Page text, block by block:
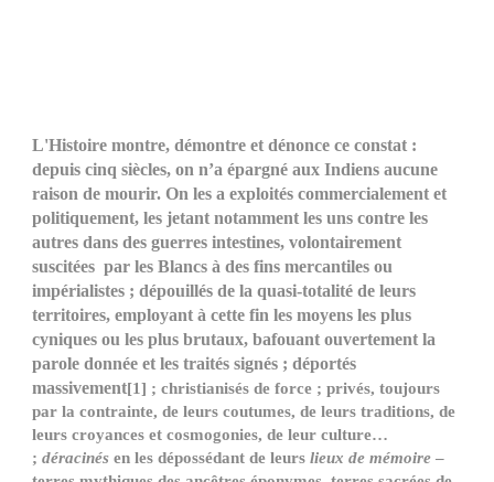
L'Histoire montre, démontre et dénonce ce constat :
depuis cinq siècles, on n’a épargné aux Indiens aucune
raison de mourir. On les a exploités commercialement et
politiquement, les jetant notamment les uns contre les
autres dans des guerres intestines, volontairement
suscitées par les Blancs à des fins mercantiles ou
impérialistes ; dépouillés de la quasi-totalité de leurs
territoires, employant à cette fin les moyens les plus
cyniques ou les plus brutaux, bafouant ouvertement la
parole donnée et les traités signés ; déportés
massivement[1] ; christianisés de force ; privés, toujours
par la contrainte, de leurs coutumes, de leurs traditions, de
leurs croyances et cosmogonies, de leur culture…
; déracinés en les dépossédant de leurs lieux de mémoire –